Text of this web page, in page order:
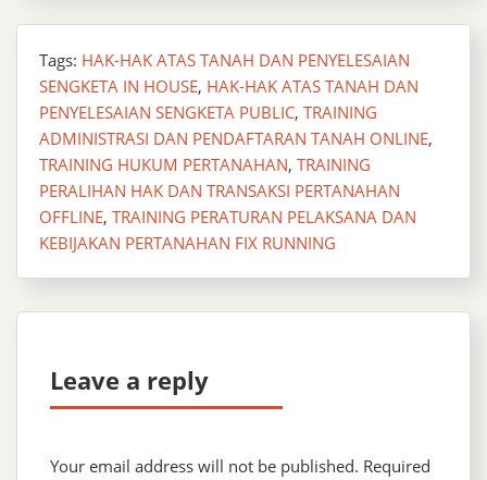
Tags: HAK-HAK ATAS TANAH DAN PENYELESAIAN
SENGKETA IN HOUSE, HAK-HAK ATAS TANAH DAN
PENYELESAIAN SENGKETA PUBLIC, TRAINING
ADMINISTRASI DAN PENDAFTARAN TANAH ONLINE,
TRAINING HUKUM PERTANAHAN, TRAINING
PERALIHAN HAK DAN TRANSAKSI PERTANAHAN
OFFLINE, TRAINING PERATURAN PELAKSANA DAN
KEBIJAKAN PERTANAHAN FIX RUNNING
Leave a reply
Your email address will not be published. Required